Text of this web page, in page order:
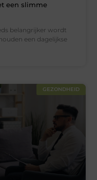
een slimme
belangrijker wordt
een dagelijkse
GEZONDHEID